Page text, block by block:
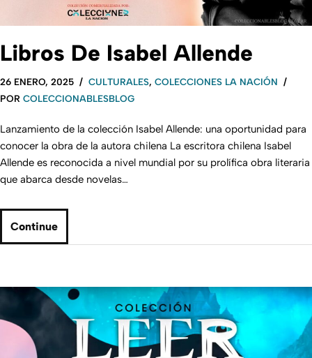
Libros De Isabel Allende
26 ENERO, 2025 CULTURALES, COLECCIONES LA NACIÓN
POR COLECCIONABLESBLOG
Lanzamiento de la colección Isabel Allende: una oportunidad para
conocer la obra de la autora chilena La escritora chilena Isabel
Allende es reconocida a nivel mundial por su prolífica obra literaria
que abarca desde novelas…
Continue